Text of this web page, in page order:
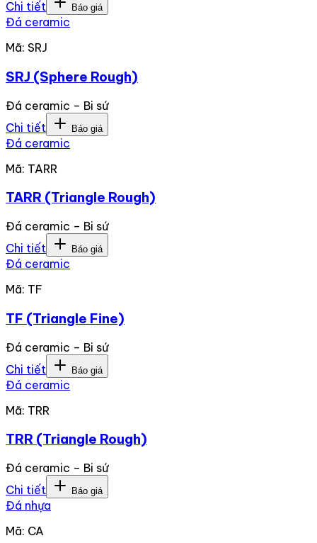
Chi tiết
Báo giá
Đá ceramic
Mã: SRJ
SRJ (Sphere Rough)
Đá ceramic – Bi sứ
Chi tiết
Báo giá
Đá ceramic
Mã: TARR
TARR (Triangle Rough)
Đá ceramic – Bi sứ
Chi tiết
Báo giá
Đá ceramic
Mã: TF
TF (Triangle Fine)
Đá ceramic – Bi sứ
Chi tiết
Báo giá
Đá ceramic
Mã: TRR
TRR (Triangle Rough)
Đá ceramic – Bi sứ
Chi tiết
Báo giá
Đá nhựa
Mã: CA